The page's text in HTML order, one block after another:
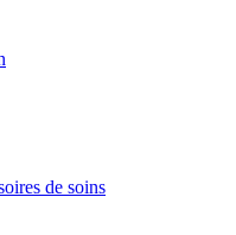
de soins